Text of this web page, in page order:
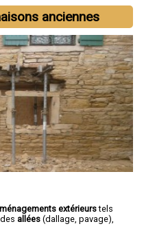
anciennes
extérieurstels
, des allées (dallage, pavage),